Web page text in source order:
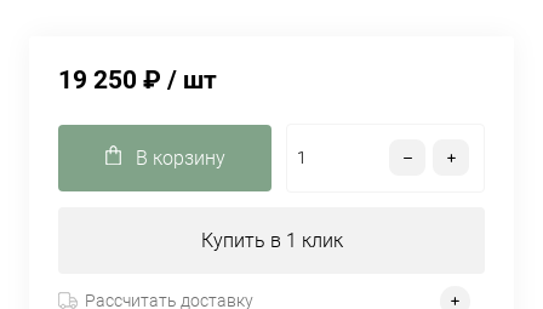
19 250 ₽ / шт
В корзину
Купить в 1 клик
Рассчитать доставку